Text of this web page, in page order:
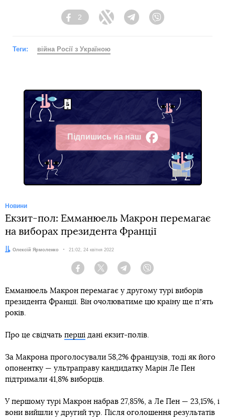
Facebook
2
Twitter TelegramViber
Теги: війна Росії з Україною
Підпишись на наш
Facebook
Новини
Екзит-пол: Емманюель Макрон перемагає
на виборах президента Франції
Автор:
Олексій Ярмоленко Дата:
21:02, 24 квітня 2022
Facebook Twitter Telegram
Емманюель Макрон перемагає у другому турі виборів
президента Франції. Він очолюватиме цю країну ще пʼять
років.
Про це свідчать перші дані екзит-полів.
За Макрона проголосували 58,2% французів, тоді як його
опонентку — ультраправу кандидатку Марін Ле Пен
підтримали 41,8% виборців.
У першому турі Макрон набрав 27,85%, а Ле Пен — 23,15%, і
вони вийшли у другий тур. Після оголошення результатів